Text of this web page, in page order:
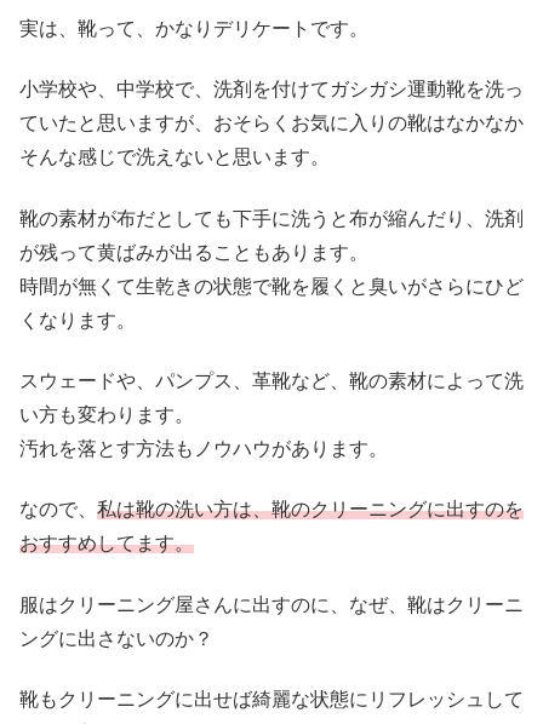
実は、靴って、かなりデリケートです。
小学校や、中学校で、洗剤を付けてガシガシ運動靴を洗っ
ていたと思いますが、おそらくお気に入りの靴はなかなか
そんな感じで洗えないと思います。
靴の素材が布だとしても下手に洗うと布が縮んだり、洗剤
が残って黄ばみが出ることもあります。
時間が無くて生乾きの状態で靴を履くと臭いがさらにひど
くなります。
スウェードや、パンプス、革靴など、靴の素材によって洗
い方も変わります。
汚れを落とす方法もノウハウがあります。
なので、 私は靴の洗い方は、靴のクリーニングに出すのを
おすすめしてます。
服はクリーニング屋さんに出すのに、なぜ、靴はクリーニ
ングに出さないのか？
靴もクリーニングに出せば綺麗な状態にリフレッシュして